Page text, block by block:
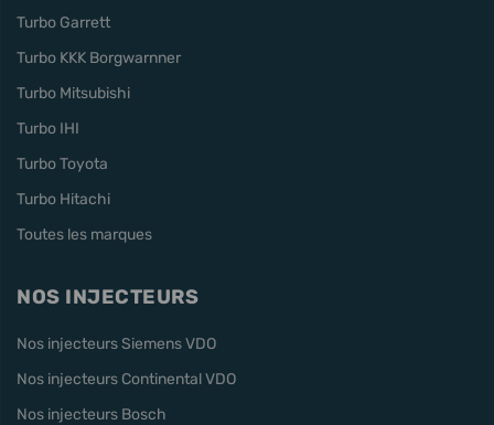
Turbo Garrett
Turbo KKK Borgwarnner
Turbo Mitsubishi
Turbo IHI
Turbo Toyota
Turbo Hitachi
Toutes les marques
NOS INJECTEURS
Nos injecteurs Siemens VDO
Nos injecteurs Continental VDO
Nos injecteurs Bosch